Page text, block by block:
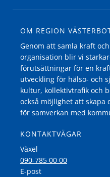
OM REGION
Genom att samla kraft
organisation blir vi
förutsättningar för en
utveckling för hälso- och
kultur, kollektivtrafik och
också möjlighet att
för samverkan med
KONTAKTVÄGAR
Växel
090-785 00 00
E-post